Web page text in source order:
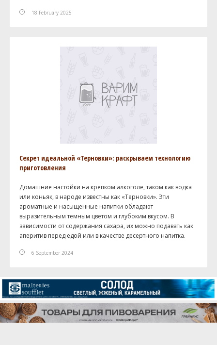
18 February 2025
Секрет идеальной «Терновки»: раскрываем технологию
приготовления
Домашние настойки на крепком алкоголе, таком как водка
или коньяк, в народе известны как «Терновки». Эти
ароматные и насыщенные напитки обладают
выразительным темным цветом и глубоким вкусом. В
зависимости от содержания сахара, их можно подавать как
аперитив перед едой или в качестве десертного напитка.
6 September 2024